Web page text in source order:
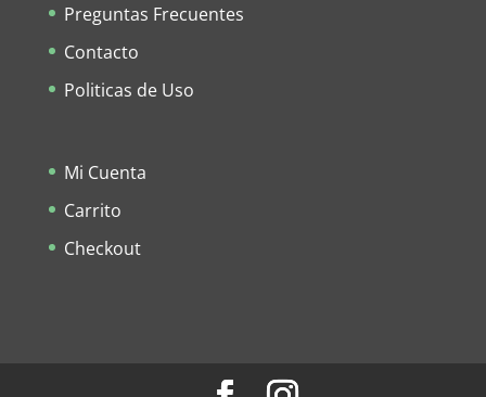
Preguntas Frecuentes
Contacto
Politicas de Uso
Mi Cuenta
Carrito
Checkout